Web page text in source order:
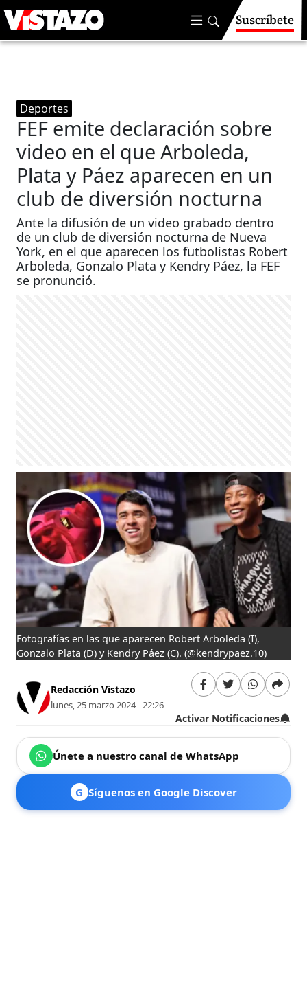
Suscríbete
Deportes
FEF emite declaración sobre
video en el que Arboleda,
Plata y Páez aparecen en un
club de diversión nocturna
Ante la difusión de un video grabado dentro
de un club de diversión nocturna de Nueva
York, en el que aparecen los futbolistas Robert
Arboleda, Gonzalo Plata y Kendry Páez, la FEF
se pronunció.
Fotografías en las que aparecen Robert Arboleda (I),
Gonzalo Plata (D) y Kendry Páez (C). (@kendrypaez.10)
Redacción Vistazo
lunes, 25 marzo 2024 - 22:26
Activar Notificaciones
Únete a nuestro canal de WhatsApp
G Síguenos en Google Discover